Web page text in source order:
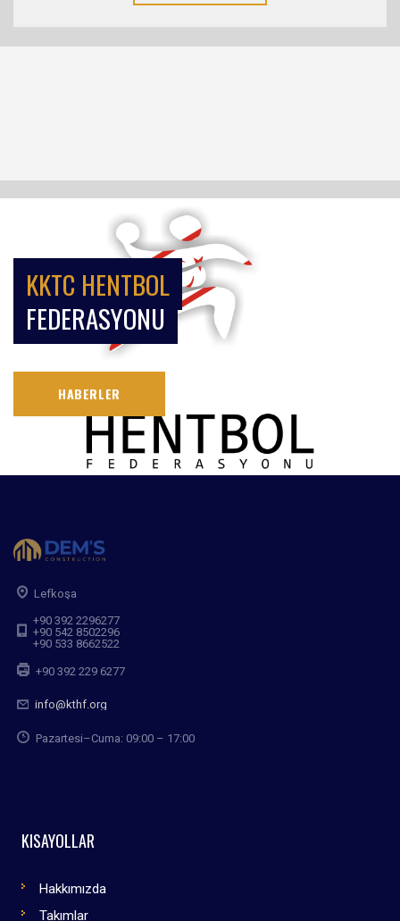
KKTC HENTBOL
FEDERASYONU
HABERLER
Lefkoşa
+90 392 2296277
+90 542 8502296
+90 533 8662522
+90 392 229 6277
info@kthf.org
Pazartesi–Cuma: 09:00 – 17:00
KISAYOLLAR
Hakkımızda
Takımlar